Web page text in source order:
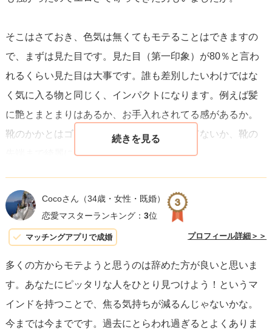
### ⑤真顔が怖い
これは自然な反応かもしれませんが、感情のコントロール
がカギ。場合によっては、「今の表情は怒っているわけで
はないよ」と軽くフォローを入れることで誤解を避けるこ
とができます。
### 友人の紹介がうまくいかない問題
人間関係は互恵関係です。あなたが魅力的な人物であるこ
とを示し、友人達にも何かしらの価値を提供できると感じ
させることが重要です。例えば、あなたの興味深い話や面
で、友人も自然とあなたを紹介したくなるはずです。
最後に、 自分を愛すること、自分の長所を受け入れつつ短
そこはさておき、色気は無くてもモテることはできますの
で、まずは見た目です。見た目（第一印象）が80％と言わ
れるくらい見た目は大事です。誰も差別したいわけではな
く気に入る物と同じく、インパクトになります。例えば髪
に艶とまとまりはあるか、お手入れされてる感があるか。
靴のかかとはゴムをすり減らしたままにしてないか、靴の
先端まで綺麗にしてるか。
急に会うことになってもいいように）、プライベート用バ
ッグと分けているか。これもまだ一部です。
あと比重が大きいのは所作です。これは日々の鍛錬が必要
ルを履き、一本線を歩くモデルウォークをします。電車や
外食先では膝は閉じ、背筋は伸ばす。バッグの中身も整理
整頓し、ふと見られた時でも恥ずかしくないようにする。
中身はガバっとしないように見えないようにする。ハンカ
Cocoさん （34歳・女性・既婚）
恋愛マスターランキング： 3位
マッチングアプリで成婚 プロフィール詳細＞＞
多くの方からモテようと思うのは辞めた方が良いと思いま
す。あなたにピッタリな人をひとり見つけよう！というマ
インドを持つことで、焦る気持ちが減るんじゃないかな。
今までは今までです。過去にとらわれ過ぎるとよくありま